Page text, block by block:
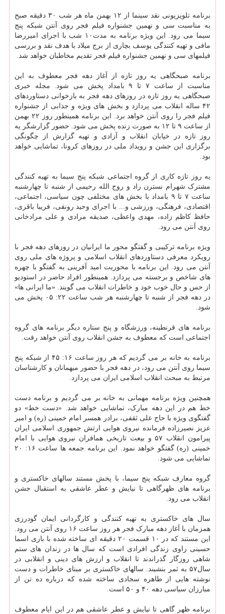
برنامه تلویزیونی نقد سینما از ۱۲ بهمن ماه هر شب ۳۰ دقیقه صبح
به مناسبت سی و نهمین جشنواره فیلم فجر روی آنتن شبکه پنج
سیما می رود. این ویژه برنامه به مدت۱۰ شب با اجرای امیررضا
مافی و تهیه کنندگی یوسف بچاری از برج میلاد با هدف نقد و بررسی
فیلمهای سی و نهمین جشنواره فیلم فجر تقدیم مخاطبان خواهد شد.
برنامه صبحگاهی یه روز تازه از آغاز دهه فجر معطوف به این
مناسبت از ساعت ۷ تا ۹ بامداد پخش می شود. مجله خبری
صبحگاهی یه روز تازه در روزهای دهه فجر به بازخوانی دستاوردهای
۴۲ ساله انقلاب می پردازد و بخش های ویژه و جذابی از جشنواره
فیلم فجر را روی آنتن خواهد برد. این برنامه همینطور روز ۲۲ بهمن
از ساعت ۹ تا ۱۲ به صورت زنده پخش می شود. حضور گزارشگر یه
روز تازه در خیابان انقلاب و آزادی و تهیه گزارش از چگونگی
برگزاری این جشن و رویداد ملی در روزهای کرونا، تماشایی خواهد
بود.
یه روز تازه کاری از گروه اجتماعی شبکه پنج سیما به تهیه کنندگی
مشترک شهرام نسترن راد و روح الله رحیمی از شنبه تا چهارشنبه
ساعت ۷ تا ۹ بامداد با بخش های مختلفی چون سیاسی، اجتماعی،
اقتصادی، فرهنگی، ورزشی و... با اجرای وحید رونقی، فریبا باقری،
حافظ کاظم زاده، مهدی واعظی، صدیقه مرادی و علی مرادخانی
روی آنتن می رود.
ویژه برنامه ترکیبی و گفتگو محور ما ایرانیان در روزهای دهه فجر با
رویکرد معرفی دستاوردهای انقلاب اسلامی و پروژه های ملی روی
آنتن می رود. این برنامه با محوریت امید آفرینی به گفتگو با چهره
های شاخص و برجسته می پردازد. همینطور افراد حاضر در استودیو
از حس و حال خوب خود و خاطرات انقلاب می گویند. «ما ایرانی ها»
در دهه فجر از شنبه تا چهارشنبه هر شب ساعت ۲۲: ۰۵ پخش می
شود.
برنامه های قرنطینه، ورزشگاه و پنج ستاره دیگر برنامه های گروه
اجتماعی است که معطوف به جشن انقلاب روی آنتن خواهد رفت.
برنامه به خانه بر می گردیم که هر روز ساعت ۱۶: ۴۵ از شبکه پنج
سیما روی آنتن می رود، در دهه فجر با حضور میهمانان و کارشناسان
مرتبط به مبحث انقلاب اسلامی ایران می پردازد.
همچنین ویژه برنامه مهمانی به خانه بر می گردیم و برنامه دست
خط هم در این دهه مبارک، تماشایی خواهد شد. «دست خط» دو
گفتگوی ویژه با حاج علی ثقفی، برادر همسر امام خمینی (ره) و امیر
عزیز نصیرزاده فرمانده نیروی هوایی ارتش جمهوری اسلامی ایران
پیرامون انقلاب ۵۷ و بیعت تاریخی همافران نیروی هوایی با امام
خمینی (ره) گفتگو خواهد نمود. این برنامه جمعه ها ساعت ۱۶: ۲۰
تماشایی می شود.
گروه معارف شبکه پنج سیما، با پخش مستند سالهای خاکستری و
برنامه های ظهرگاهی تا نیایش و عطر عاشقی به استقبال جشن
انقلاب می رود.
سال های خاکستری به تهیه کنندگی و کارگردانی ایمان گودرزی
همزمان با آغاز دهه مبارک فجر هر روز ساعت ۱۶ روی آنتن می رود.
این مستند که در ۱۰ قسمت ۲۰ دقیقه ای ساخته شده با بازی اسما
حسینی راوی زندگی افرادی است که سال ها در زندان های ستم
شاهی روزگار گذراندند تا انقلاب و ارزش های دینی و انقلابی در
سال۵۷ به ثمر بنشیند. سالهای خاکستری بر مبنای خاطرات و دست
نوشته هایی از طاهره سجادی ساخته شده که درباره ده تن از
مبارزان سیاسی دهه ۴۰ و ۵۰ است.
برنامه ظهر گاهی تا نیایش و عطر عاشقی هم در این ایام معطوف